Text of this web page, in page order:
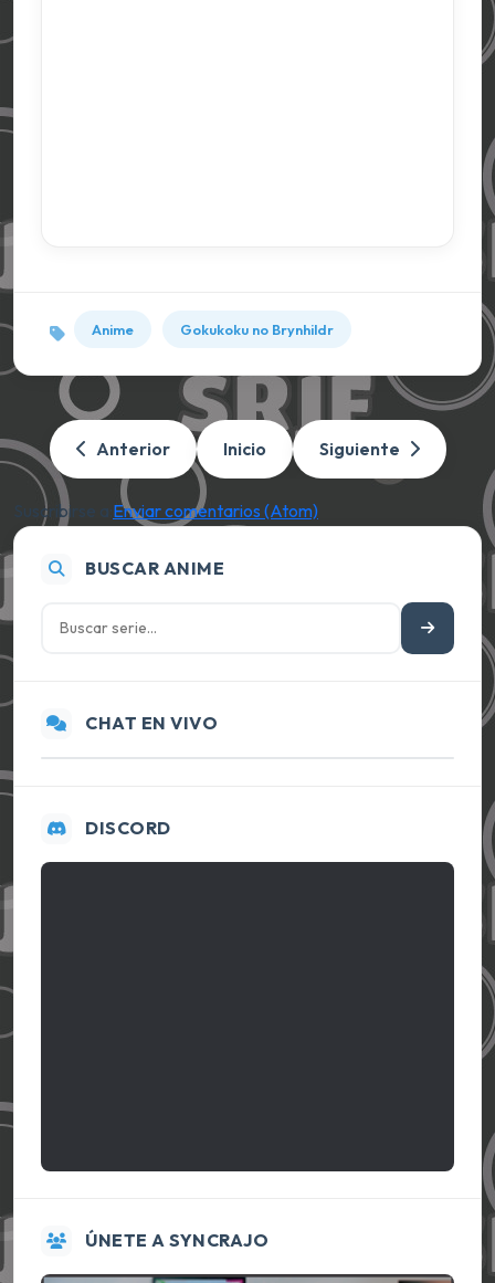
Anime Gokukoku no Brynhildr
Anterior Inicio Siguiente
Suscribirse a:Enviar comentarios (Atom)
BUSCAR ANIME
CHAT EN VIVO
DISCORD
ÚNETE A SYNCRAJO